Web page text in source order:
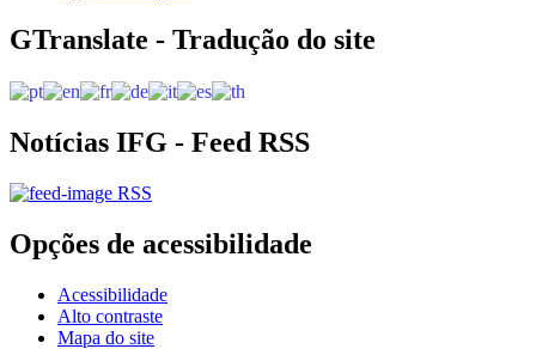
Acesso à informação
GTranslate - Tradução do site
Notícias IFG - Feed RSS
RSS
Opções de acessibilidade
Acessibilidade
Alto contraste
Mapa do site